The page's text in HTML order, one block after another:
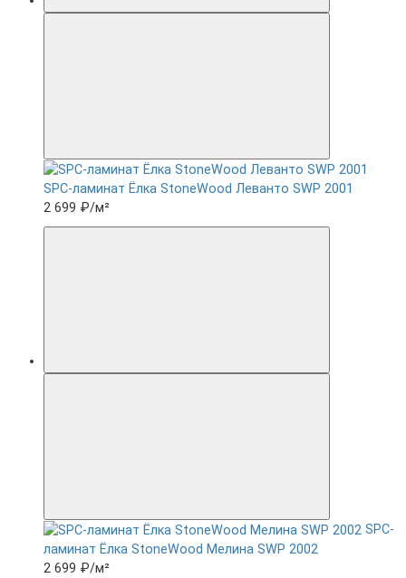
SPC-ламинат Ëлка StoneWood Леванто SWP 2001
2 699 ₽/м²
SPC-
ламинат Ëлка StoneWood Мелина SWP 2002
2 699 ₽/м²